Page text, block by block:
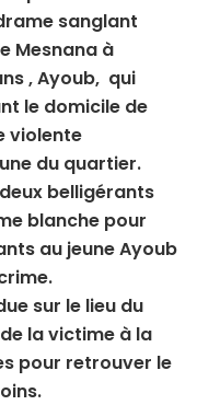
sanglant
Mesnana à
, Ayoub, qui
le domicile de
violente
du quartier.
belligérants
blanche pour
au jeune Ayoub
sur le lieu du
la victime à la
pour retrouver le